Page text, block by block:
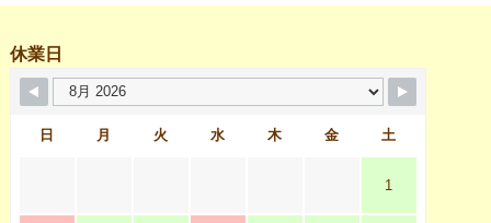
休業日
日 月 火 水 木 金 土
1